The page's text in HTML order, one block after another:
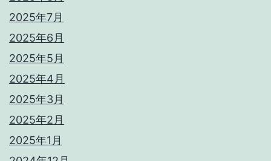
2025年7月
2025年6月
2025年5月
2025年4月
2025年3月
2025年2月
2025年1月